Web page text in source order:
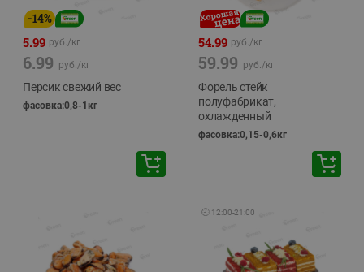
-14%
5.99 руб./кг
6.99 руб./кг
Персик свежий вес
фасовка:0,8-1кг
54.99 руб./кг
59.99 руб./кг
Форель стейк
полуфабрикат,
охлажденный
фасовка:0,15-0,6кг
🕘 12:00-21:00